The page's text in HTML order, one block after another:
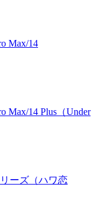
Max/14
Max/14 Plus（Under
ーズ（ハワ恋